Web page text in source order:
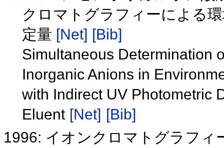
クロマトグラフィーによる
定量 [Net] [Bib]
Simultaneous Determination
Inorganic Anions in
with Indirect UV Photometric
Eluent [Net] [Bib]
1996: イオンクロマトグラフィ